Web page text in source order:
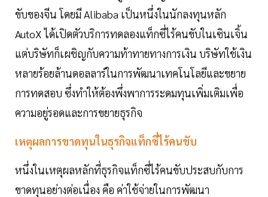
ขับของจีน โดยมี Alibaba เป็นหนึ่งในนักลงทุนหลัก
AutoX ได้เปิดตัวบริการทดลองแท็กซี่ไร้คนขับในเซินเจิ้น
แต่บริษัทก็เผชิญกับความท้าทายทางการเงิน บริษัทใช้เงิน
หลายร้อยล้านดอลลาร์ในการพัฒนาเทคโนโลยีและขยาย
การทดสอบ ซึ่งทำให้ต้องพึ่งพาการระดมทุนเพิ่มเติมเพื่อ
ความอยู่รอดและการขยายธุรกิจ
เหตุผลการขาดทุนในธุรกิจแท็กซี่ไร้คนขับ
หนึ่งในเหตุผลหลักที่ธุรกิจแท็กซี่ไร้คนขับประสบกับการ
ขาดทุนอย่างต่อเนื่อง คือ ค่าใช้จ่ายในการพัฒนา